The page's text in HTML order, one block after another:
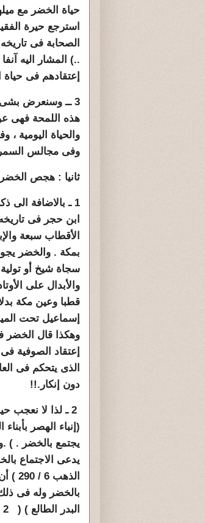
حياة الخضر مع
استرجع حيرة
الصحابة فى
..) المشار اليه
إعتقادهم فى حياة
3 ــ وسنعرض
هذه اللمحة فهى
والحياة اليومية
وفى مجالس
ثانيا : هجص الخضر
1 ـ بالاضافة الى
الأقطاب سبعة
بمكة . والخضر
سجاة شيخ أو
والأبدال على
قطبا وعين مكة
إسماعيل تحت
وهكذا قال الخضر
إعتقاد الصوفية
الذى يتحكم فى
دون إنكار.!!
2 ـ لذا لا نعجب
يدعى الاجتماع
بالخضر وله فى
البدر الطالع ) ( 2 / 244 .)